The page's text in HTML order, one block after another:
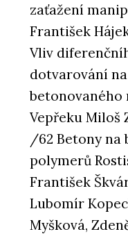
zaťažení
František
Vliv
dotvarování
betonovaného
Vepřeku Miloš
/62 Betony na
polymerů
František
Lubomír
Myšková,